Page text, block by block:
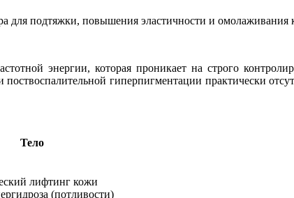
подтяжки, повышения эластичности и омолаживания
энергии, которая проникает на строго
гиперпигментации практически
Тело
лифтинг кожи
(потливости)